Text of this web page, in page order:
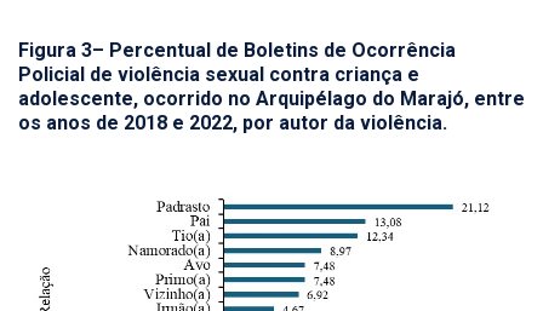
Figura 3– Percentual de Boletins de Ocorrência
Policial de violência sexual contra criança e
adolescente, ocorrido no Arquipélago do Marajó, entre
os anos de 2018 e 2022, por autor da violência.